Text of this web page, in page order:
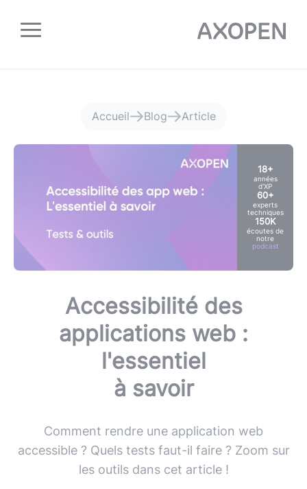
Accueil Blog Article
18+
années
d'XP
60+
experts
techniques
150K
écoutes de
notre
podcast
Accessibilité des
applications web :
l'essentiel
à savoir
Comment rendre une application web
accessible ? Quels tests faut-il faire ? Zoom sur
les outils dans cet article !